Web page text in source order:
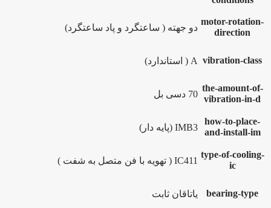
motor-rotation-
direction
دو جهته ( ساعتگرد و پاد ساعتگرد)
vibration-class A ( استاندارد)
the-amount-of-
vibration-in-d 70 دسی بل
how-to-place-
and-install-im
IMB3 (پایه دار)
type-of-cooling-
ic
IC411 ( تهویه با فن متصل به شفت )
bearing-type یاتاقان ثابت